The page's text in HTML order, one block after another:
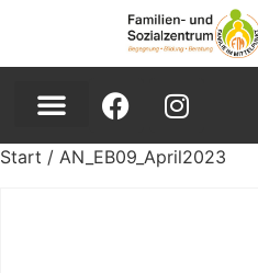
Start / AN_EB09_April2023